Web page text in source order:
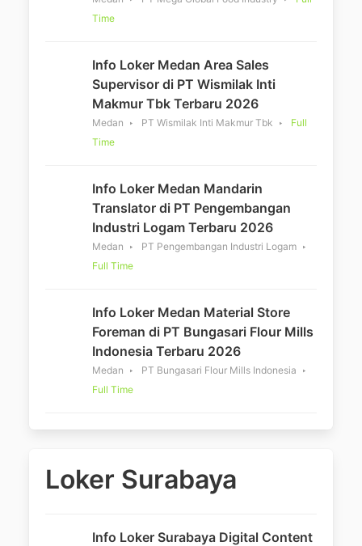
Time
Info Loker Medan Area Sales
Supervisor di PT Wismilak Inti
Makmur Tbk Terbaru 2026
Medan PT Wismilak Inti Makmur Tbk
Full
Time
Info Loker Medan Mandarin
Translator di PT Pengembangan
Industri Logam Terbaru 2026
Medan
PT Pengembangan Industri Logam
Full Time
Info Loker Medan Material Store
Foreman di PT Bungasari Flour Mills
Indonesia Terbaru 2026
Medan
PT Bungasari Flour Mills Indonesia
Full Time
Loker Surabaya
Info Loker Surabaya Digital Content